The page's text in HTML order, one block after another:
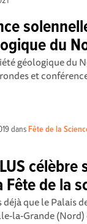
du
géologique du
et
dans Fête de la
célèbre
Fête de la
déjà que le Palais
la-Grande